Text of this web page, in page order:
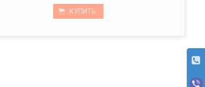
КУПИТЬ
Заказы отправляются с оплатой товаров при получении (с